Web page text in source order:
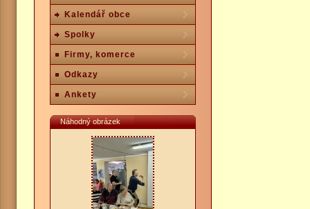
Kalendář obce
Spolky
Firmy, komerce
Odkazy
Ankety
Náhodný obrázek